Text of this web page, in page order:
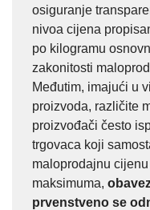
osiguranje
nivoa cijena
po kilogramu
zakonitosti
Međutim, imajući u
proizvoda, različite
proizvođači često
trgovaca koji
maloprodajnu
maksimuma,
prvenstveno se